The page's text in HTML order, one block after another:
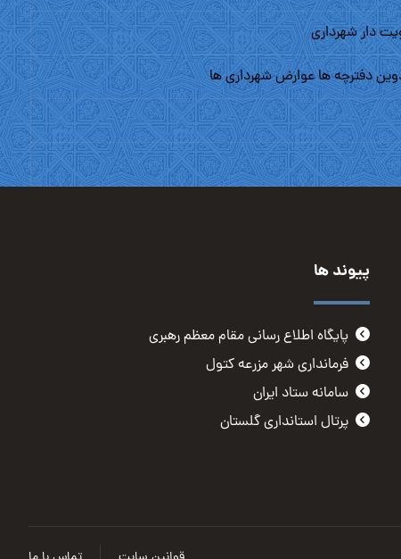
دار شهردارى
دفترچه ها عوارض شهردارى ها
پیوند ها
پایگاه اطلاع رسانی مقام معظم رهبری
فرمانداری شهر مزرعه کتول
سامانه ستاد ایران
پرتال استانداری گلستان